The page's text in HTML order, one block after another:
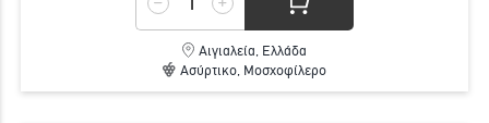
Αιγιαλεία, Ελλάδα
Ασύρτικο, Μοσχοφίλερο